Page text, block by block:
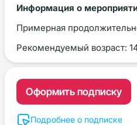
Информация о
Примерная
Рекомендуемый возраст:
Оформить подписку
Подробнее о подписке